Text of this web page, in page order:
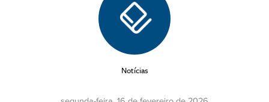
Notícias